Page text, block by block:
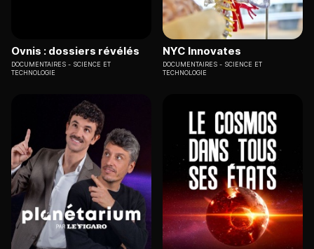
Ovnis : dossiers révélés
DOCUMENTAIRES
SCIENCE ET
TECHNOLOGIE
NYC Innovates
DOCUMENTAIRES
SCIENCE ET
TECHNOLOGIE